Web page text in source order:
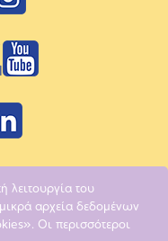
λειτουργία του
αρχεία δεδομένων
Οι περισσότεροι